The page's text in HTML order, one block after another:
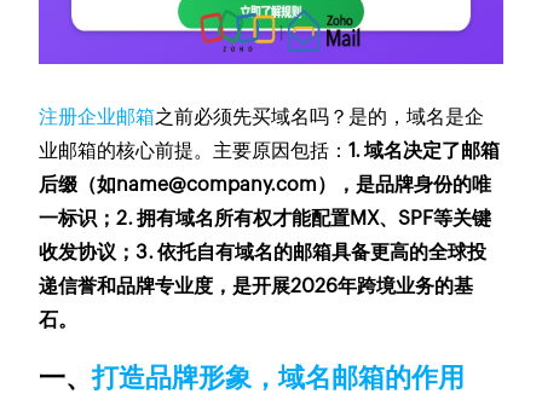
注册企业邮箱之前必须先买域名吗？是的，域名是企
业邮箱的核心前提。主要原因包括：1. 域名决定了邮箱
后缀（如name@company.com），是品牌身份的唯
一标识；2. 拥有域名所有权才能配置MX、SPF等关键
收发协议；3. 依托自有域名的邮箱具备更高的全球投
递信誉和品牌专业度，是开展2026年跨境业务的基
石。
一、打造品牌形象，域名邮箱的作用